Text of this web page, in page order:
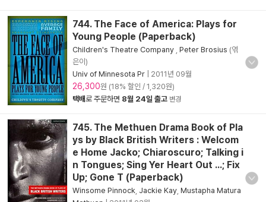
744. The Face of America: Plays for
Young People (Paperback)
Children's Theatre Company Peter Brosius (엮
은이)
Univ of Minnesota Pr
2011년 09월
26,300원 (18% 할인 / 1,320원)
택배로 주문하면 8월 24일 출고 변경
745. The Methuen Drama Book of Pla
ys by Black British Writers : Welcom
e Home Jacko; Chiaroscuro; Talking i
n Tongues; Sing Yer Heart Out ...; Fix
Up; Gone T (Paperback)
Winsome Pinnock Jackie Kay Mustapha Matura